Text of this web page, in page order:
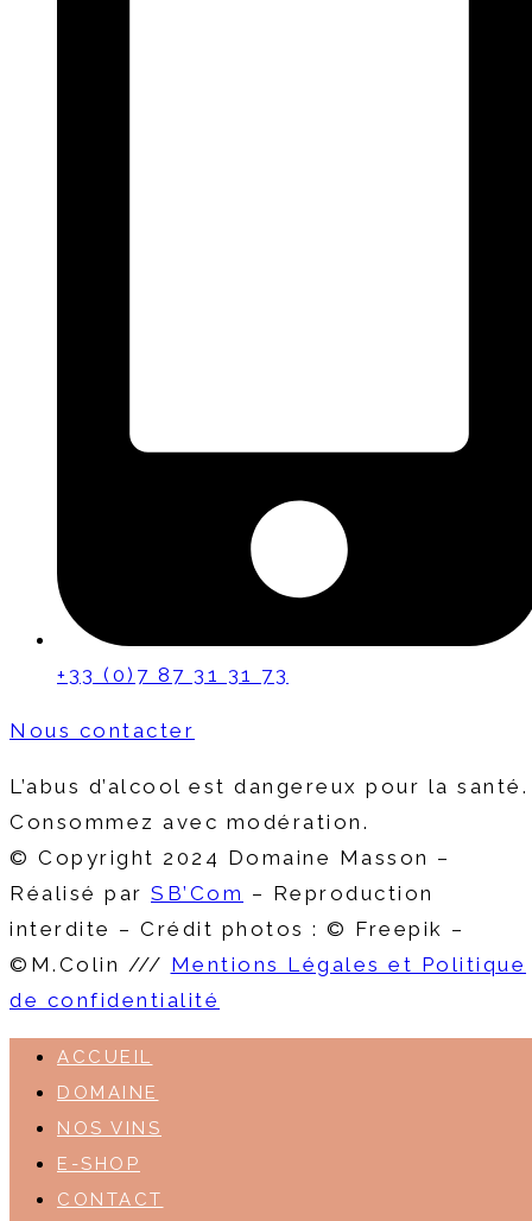
+33 (0)7 87 31 31 73
Nous contacter
L’abus d’alcool est dangereux pour la santé.
Consommez avec modération.
© Copyright 2024 Domaine Masson –
Réalisé par SB’Com – Reproduction
interdite – Crédit photos : © Freepik –
©M.Colin /// Mentions Légales et Politique
de confidentialité
ACCUEIL
DOMAINE
NOS VINS
E-SHOP
CONTACT